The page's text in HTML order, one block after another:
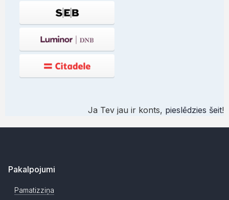
Ja Tev jau ir konts, pieslēdzies šeit!
Pakalpojumi
Pamatizziņa